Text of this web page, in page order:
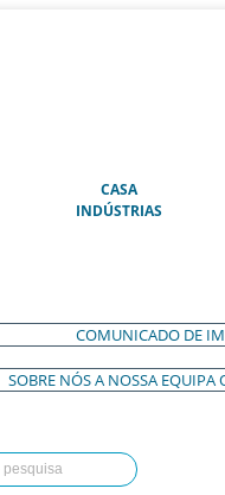
CASA(ATUAL)
INDÚSTRIAS
COMUNICADO DE
SOBRE NÓSA NOSSA EQUIPA